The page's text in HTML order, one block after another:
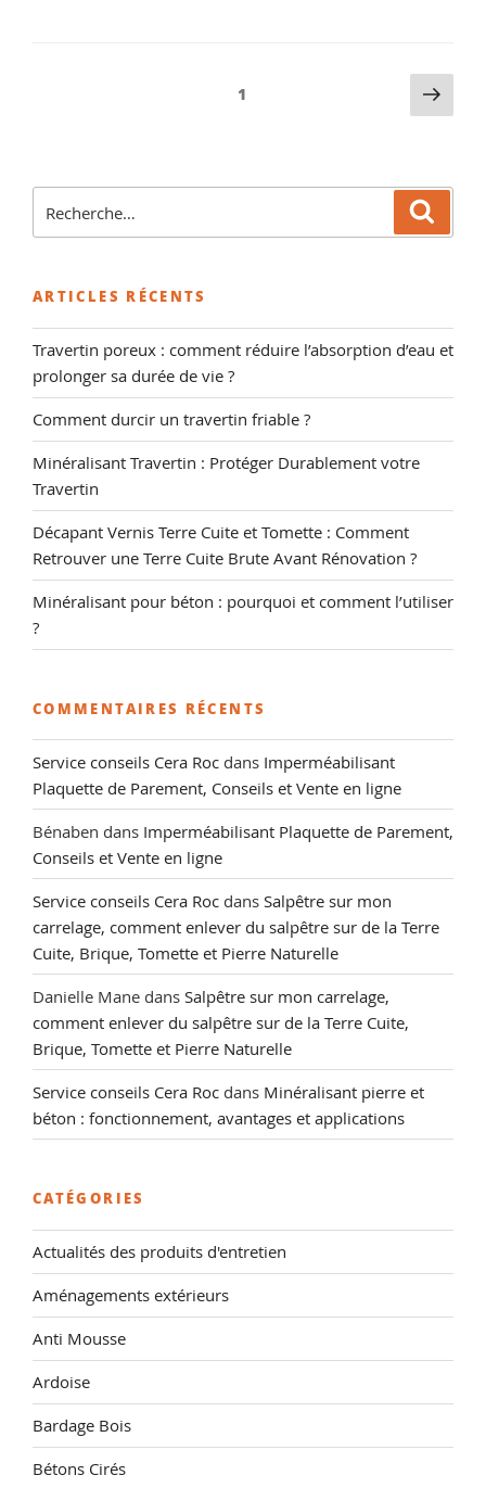
1 Page
pour
ARTICLES RÉCENTS
Travertin poreux : comment réduire l’absorption d’eau et
prolonger sa durée de vie ?
Comment durcir un travertin friable ?
Minéralisant Travertin : Protéger Durablement votre
Travertin
Décapant Vernis Terre Cuite et Tomette : Comment
Retrouver une Terre Cuite Brute Avant Rénovation ?
Minéralisant pour béton : pourquoi et comment l’utiliser
?
COMMENTAIRES RÉCENTS
Service conseils Cera Roc dans Imperméabilisant
Plaquette de Parement, Conseils et Vente en ligne
Bénaben dans Imperméabilisant Plaquette de Parement,
Conseils et Vente en ligne
Service conseils Cera Roc dans Salpêtre sur mon
carrelage, comment enlever du salpêtre sur de la Terre
Cuite, Brique, Tomette et Pierre Naturelle
Danielle Mane dans Salpêtre sur mon carrelage,
comment enlever du salpêtre sur de la Terre Cuite,
Brique, Tomette et Pierre Naturelle
Service conseils Cera Roc dans Minéralisant pierre et
béton : fonctionnement, avantages et applications
CATÉGORIES
Actualités des produits d'entretien
Aménagements extérieurs
Anti Mousse
Ardoise
Bardage Bois
Bétons Cirés